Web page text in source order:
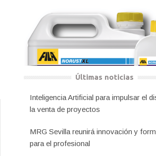
Últimas noticias
Inteligencia Artificial para impulsar el
la venta de proyectos
MRG Sevilla reunirá innovación y
para el profesional